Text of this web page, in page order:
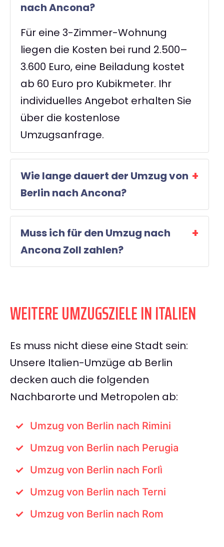
nach Ancona?
Für eine 3-Zimmer-Wohnung
liegen die Kosten bei rund 2.500–
3.600 Euro, eine Beiladung kostet
ab 60 Euro pro Kubikmeter. Ihr
individuelles Angebot erhalten Sie
über die kostenlose
Umzugsanfrage.
Wie lange dauert der Umzug von
Berlin nach Ancona?
Muss ich für den Umzug nach
Ancona Zoll zahlen?
WEITERE UMZUGSZIELE IN ITALIEN
Es muss nicht diese eine Stadt sein:
Unsere Italien-Umzüge ab Berlin
decken auch die folgenden
Nachbarorte und Metropolen ab:
Umzug von Berlin nach Rimini
Umzug von Berlin nach Perugia
Umzug von Berlin nach Forlì
Umzug von Berlin nach Terni
Umzug von Berlin nach Rom